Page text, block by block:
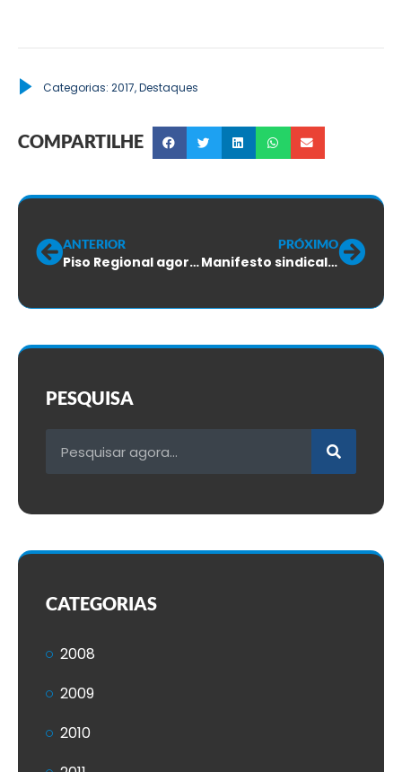
Categorias: 2017,Destaques
COMPARTILHE
ANTERIOR
Piso Regional agora é oficial
PRÓXIMO
Manifesto sindical inviabiliza golpe
PESQUISA
CATEGORIAS
2008
2009
2010